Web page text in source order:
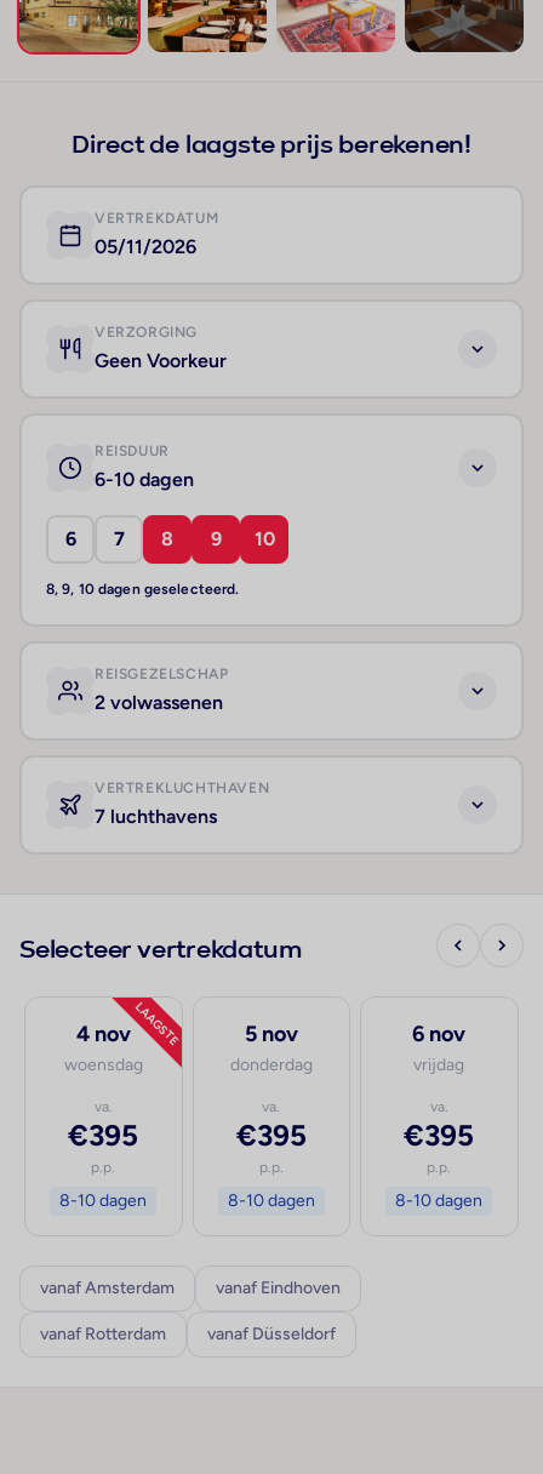
Direct de laagste prijs berekenen!
VERTREKDATUM
05/11/2026
VERZORGING
Geen Voorkeur
REISDUUR
6-10 dagen
6 7 8 9 10
8, 9, 10 dagen geselecteerd.
REISGEZELSCHAP
2 volwassenen
VERTREKLUCHTHAVEN
7 luchthavens
Selecteer vertrekdatum
LAAGSTE
4 nov
woensdag
va.
€395
p.p.
8-10 dagen
5 nov
donderdag
va.
€395
p.p.
8-10 dagen
6 nov
vrijdag
va.
€395
p.p.
8-10 dagen
vanaf Amsterdam vanaf Eindhoven
vanaf Rotterdam vanaf Düsseldorf